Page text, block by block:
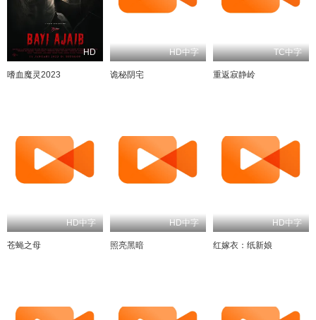
HD
嗜血魔灵2023
HD中字
诡秘阴宅
TC中字
重返寂静岭
HD中字
苍蝇之母
HD中字
照亮黑暗
HD中字
红嫁衣：纸新娘